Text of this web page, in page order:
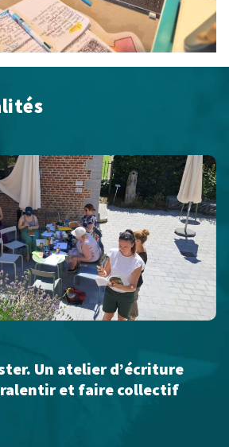
Un atelier d’écriture
et faire collectif